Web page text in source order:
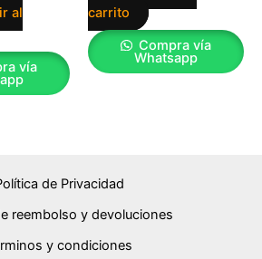
al
vía
carrito
Compra vía
Whatsapp
de Privacidad
reembolso y devoluciones
y condiciones